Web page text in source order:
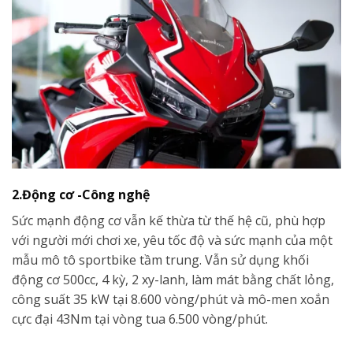
2.Động cơ -Công nghệ
Sức mạnh động cơ vẫn kế thừa từ thế hệ cũ, phù hợp
với người mới chơi xe, yêu tốc độ và sức mạnh của một
mẫu mô tô sportbike tầm trung. Vẫn sử dụng khối
động cơ 500cc, 4 kỳ, 2 xy-lanh, làm mát bằng chất lỏng,
công suất 35 kW tại 8.600 vòng/phút và mô-men xoắn
cực đại 43Nm tại vòng tua 6.500 vòng/phút.